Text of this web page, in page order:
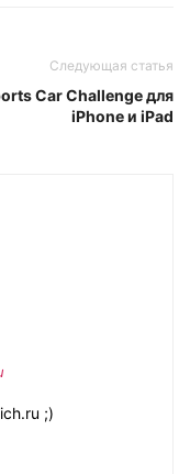
Следующая статья
Car Challenge для
iPhone и iPad
;)